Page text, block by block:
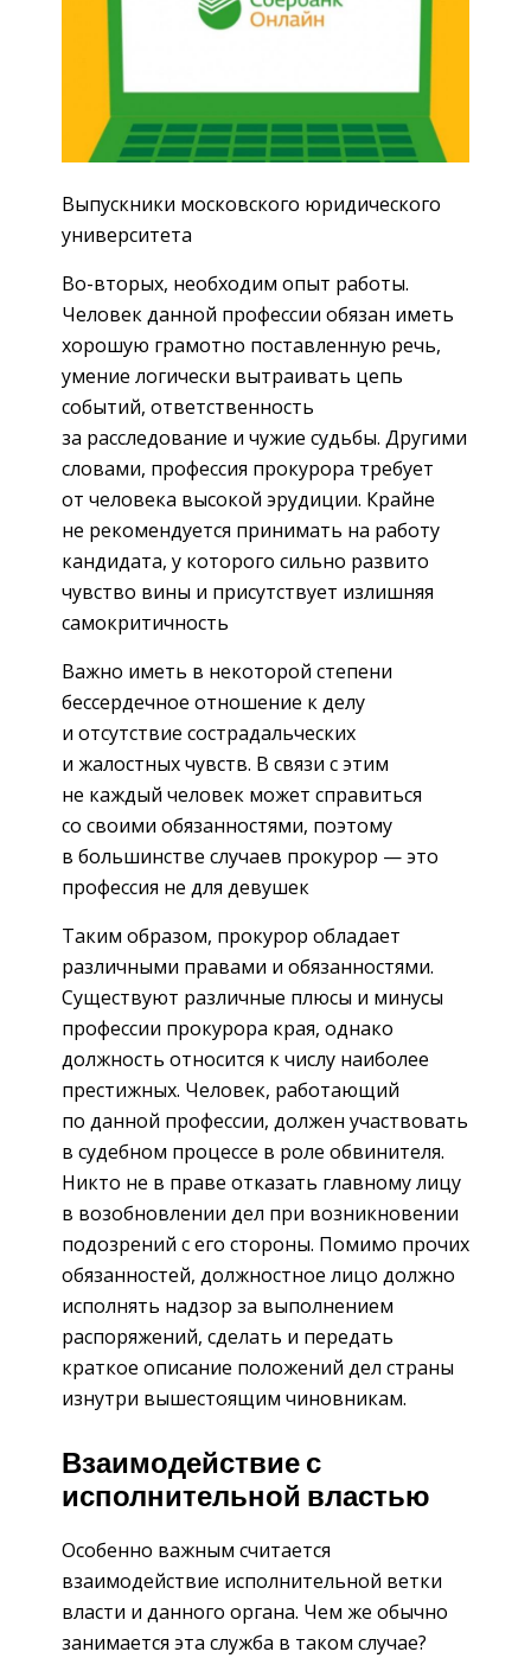
Выпускники московского юридического
университета
Во-вторых, необходим опыт работы.
Человек данной профессии обязан иметь
хорошую грамотно поставленную речь,
умение логически вытраивать цепь
событий, ответственность
за расследование и чужие судьбы. Другими
словами, профессия прокурора требует
от человека высокой эрудиции. Крайне
не рекомендуется принимать на работу
кандидата, у которого сильно развито
чувство вины и присутствует излишняя
самокритичность
Важно иметь в некоторой степени
бессердечное отношение к делу
и отсутствие сострадальческих
и жалостных чувств. В связи с этим
не каждый человек может справиться
со своими обязанностями, поэтому
в большинстве случаев прокурор — это
профессия не для девушек
Таким образом, прокурор обладает
различными правами и обязанностями.
Существуют различные плюсы и минусы
профессии прокурора края, однако
должность относится к числу наиболее
престижных. Человек, работающий
по данной профессии, должен участвовать
в судебном процессе в роле обвинителя.
Никто не в праве отказать главному лицу
в возобновлении дел при возникновении
подозрений с его стороны. Помимо прочих
обязанностей, должностное лицо должно
исполнять надзор за выполнением
распоряжений, сделать и передать
краткое описание положений дел страны
изнутри вышестоящим чиновникам.
Взаимодействие с
исполнительной властью
Особенно важным считается
взаимодействие исполнительной ветки
власти и данного органа. Чем же обычно
занимается эта служба в таком случае?